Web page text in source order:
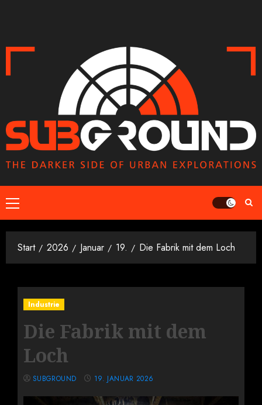
Primäres
Menü
Start 2026 Januar 19. Die Fabrik mit dem Loch
Industrie
Die Fabrik mit dem
Loch
SUBGROUND 19. JANUAR 2026